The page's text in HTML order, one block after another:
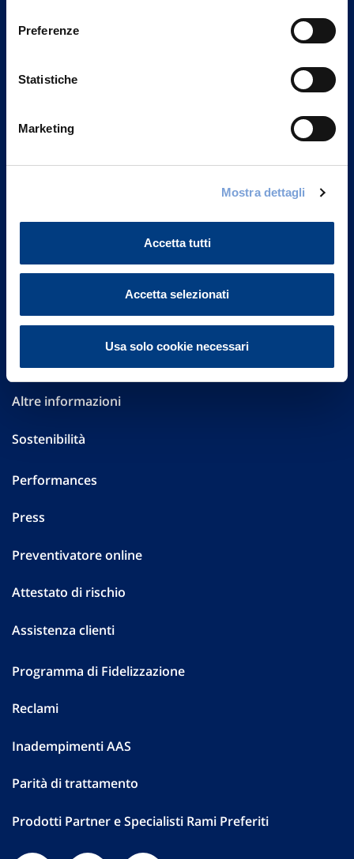
Preferenze
Statistiche
Marketing
Mostra dettagli
Accetta tutti
Accetta selezionati
Usa solo cookie necessari
Governance
Investor Relations
Altre informazioni
Sostenibilità
Performances
Press
Preventivatore online
Attestato di rischio
Assistenza clienti
Programma di Fidelizzazione
Reclami
Inadempimenti AAS
Parità di trattamento
Prodotti Partner e Specialisti Rami Preferiti